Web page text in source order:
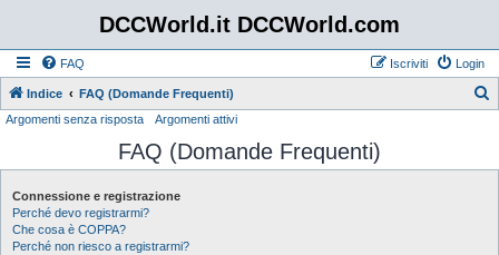
DCCWorld.it DCCWorld.com
FAQ Login
Iscriviti
Indice FAQ (Domande Frequenti)
c
Argomenti senza risposta Argomenti attivi
FAQ (Domande Frequenti)
Connessione e registrazione
Perché devo registrarmi?
Che cosa è COPPA?
Perché non riesco a registrarmi?